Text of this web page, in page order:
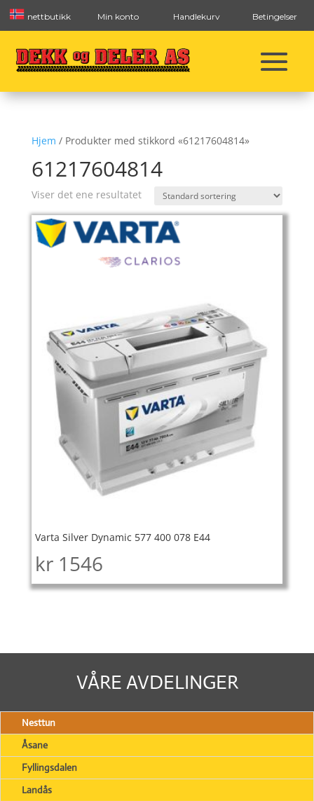
nettbutikk Min konto Handlekurv Betingelser
Hjem / Produkter med stikkord «61217604814»
61217604814
Viser det ene resultatet
Varta Silver Dynamic 577 400 078 E44
kr 1546
VÅRE AVDELINGER
Nesttun
Åsane
Fyllingsdalen
Landås